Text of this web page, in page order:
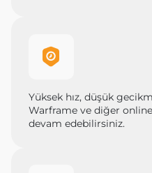
Yüksek hız, düşük
Warframe ve diğer
devam edebilirsiniz.